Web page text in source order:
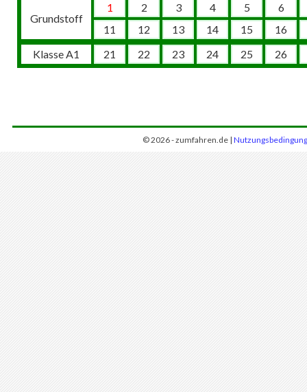
Grundstoff
1 2 3 4 5
6
11
12 13 14 15
16
Klasse A1
21 22 23 24 25 26
© 2026 - zumfahren.de |